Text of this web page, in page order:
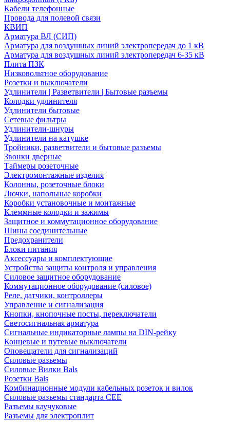
Кабели телефонные
Провода для полевой связи
КВИП
Арматура ВЛ (СИП)
Арматура для воздушных линий электропередач до 1 кВ
Арматура для воздушных линий электропередач 6-35 кВ
Плита ПЗК
Низковольтное оборудование
Розетки и выключатели
Удлинители | Разветвители | Бытовые разъемы
Колодки удлинителя
Удлинители бытовые
Сетевые фильтры
Удлинители-шнуры
Удлинители на катушке
Тройники, разветвители и бытовые разъемы
Звонки дверные
Таймеры розеточные
Электромонтажные изделия
Колонны, розеточные блоки
Лючки, напольные коробки
Коробки установочные и монтажные
Клеммные колодки и зажимы
Защитное и коммутационное оборудование
Шины соединительные
Предохранители
Блоки питания
Аксессуары и комплектующие
Устройства защиты контроля и управления
Силовое защитное оборудование
Коммутационное оборудование (силовое)
Реле, датчики, контроллеры
Управление и сигнализация
Кнопки, кнопочные посты, переключатели
Светосигнальная арматура
Сигнальные индикаторные лампы на DIN-рейку
Концевые и путевые выключатели
Оповещатели для сигнализаций
Силовые разъемы
Силовые Вилки Bals
Розетки Bals
Комбинационные модули кабельных розеток и вилок
Силовые разъемы стандарта CEE
Разъемы каучуковые
Разъемы для электроплит